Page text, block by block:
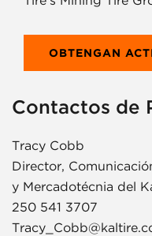
OBTENGAN
Contactos de
Tracy Cobb
Director,
y Mercadotécnia del
250 541 3707